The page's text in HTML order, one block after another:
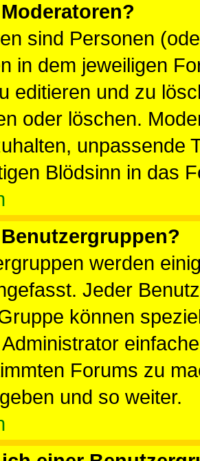
sind Personen
in dem jeweiligen
editieren und zu
oder löschen.
unpassende
Blödsinn in das
werden
Jeder
können
Forums zu
und so weiter.